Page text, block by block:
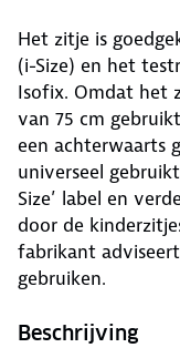
Het zitje is
(i-Size) en het
Isofix. Omdat het
van 75 cm
een achterwaarts
universeel
Size’ label en
door de
fabrikant
gebruiken.
Beschrijving